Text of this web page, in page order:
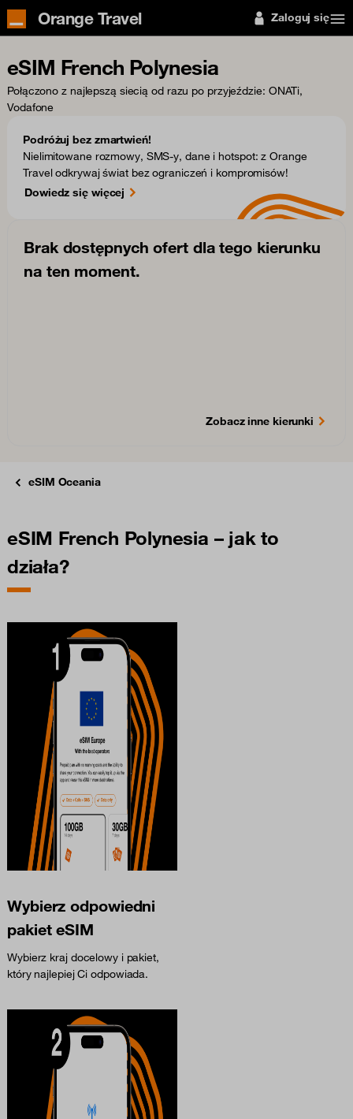
Orange Travel Zaloguj się
eSIM French Polynesia
Połączono z najlepszą siecią od razu po przyjeździe: ONATi,
Vodafone
Podróżuj bez zmartwień!
Nielimitowane rozmowy, SMS-y, dane i hotspot: z Orange
Travel odkrywaj świat bez ograniczeń i kompromisów!
Dowiedz się więcej
Brak dostępnych ofert dla tego kierunku
na ten moment.
Zobacz inne kierunki
eSIM Oceania
eSIM French Polynesia – jak to
działa?
Wybierz odpowiedni
pakiet eSIM
Wybierz kraj docelowy i pakiet,
który najlepiej Ci odpowiada.